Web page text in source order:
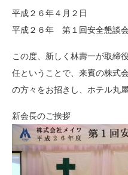
平成２６年４月２日
平成２６年 第１回安全懇談会
この度、新しく林壽一が取締
任ということで、来賓の株式
の方々をお招きし、ホテル丸
新会長のご挨拶